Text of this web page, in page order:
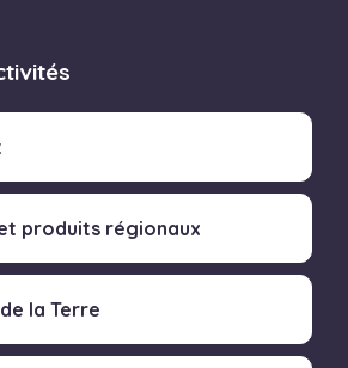
produits régionaux
la Terre